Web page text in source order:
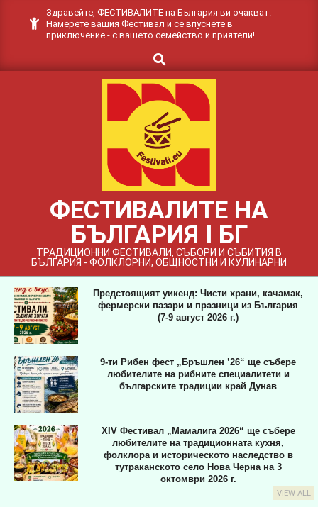
Здравейте, ФЕСТИВАЛИТЕ на България ви очакват.
Намерете вашия Фестивал и се впуснете в
приключение - с вашето семейство и приятели!
Search
ФЕСТИВАЛИТЕ НА
БЪЛГАРИЯ I БГ
ТРАДИЦИОННИ ФЕСТИВАЛИ, СЪБОРИ И СЪБИТИЯ В
БЪЛГАРИЯ - ФОЛКЛОРНИ, ОБЩНОСТНИ И КУЛИНАРНИ
Предстоящият уикенд: Чисти храни, качамак,
фермерски пазари и празници из България
(7-9 август 2026 г.)
9-ти Рибен фест „Бръшлен ’26“ ще събере
любителите на рибните специалитети и
българските традиции край Дунав
XIV Фестивал „Мамалига 2026“ ще събере
любителите на традиционната кухня,
фолклора и историческото наследство в
тутраканското село Нова Черна на 3
октомври 2026 г.
VIEW ALL